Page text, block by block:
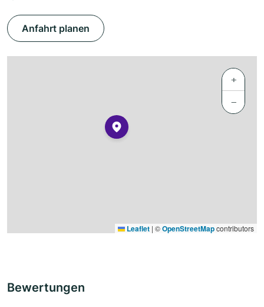
Anfahrt planen
+
−
Leaflet | ©OpenStreetMapcontributors
Bewertungen